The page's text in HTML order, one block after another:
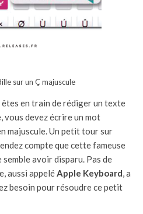
sur un Ç majuscule
êtes en train de rédiger un texte
vous devez écrire un mot
majuscule. Un petit tour sur
compte que cette fameuse
avoir disparu. Pas de
aussi appeléApple Keyboard, a
besoin pour résoudre ce petit